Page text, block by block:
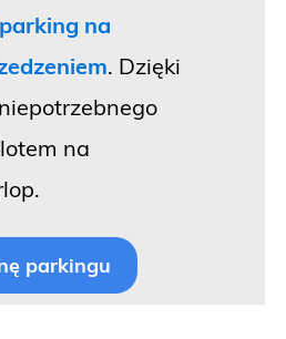
na
. Dzięki
na
parkingu